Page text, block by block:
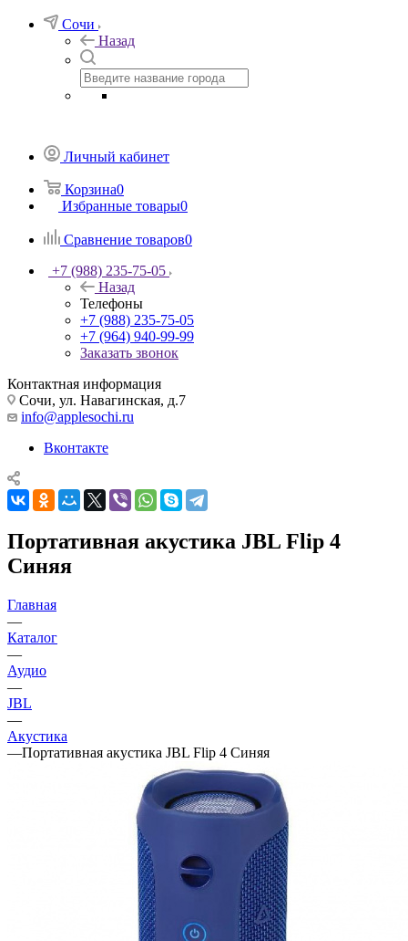
Сочи
Назад
Личный кабинет
Корзина0
Избранные товары0
Сравнение товаров0
+7 (988) 235-75-05
Назад
Телефоны
+7 (988) 235-75-05
+7 (964) 940-99-99
Заказать звонок
Контактная информация
Сочи, ул. Навагинская, д.7
info@applesochi.ru
Вконтакте
Портативная акустика JBL Flip 4
Синяя
Главная
—
Каталог
—
Аудио
—
JBL
—
Акустика
—Портативная акустика JBL Flip 4 Синяя